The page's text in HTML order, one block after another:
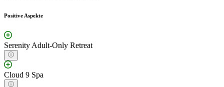
Positive Aspekte
Serenity Adult-Only Retreat
Cloud 9 Spa